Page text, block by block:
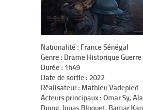
Nationalité : France Sénégal
Genre : Drame Historique Guerre
Durée : 1h49
Date de sortie : 2022
Réalisateur : Mathieu Vadepied
Acteurs principaux : Omar Sy,
Diong, Jonas Bloquet, Bamar